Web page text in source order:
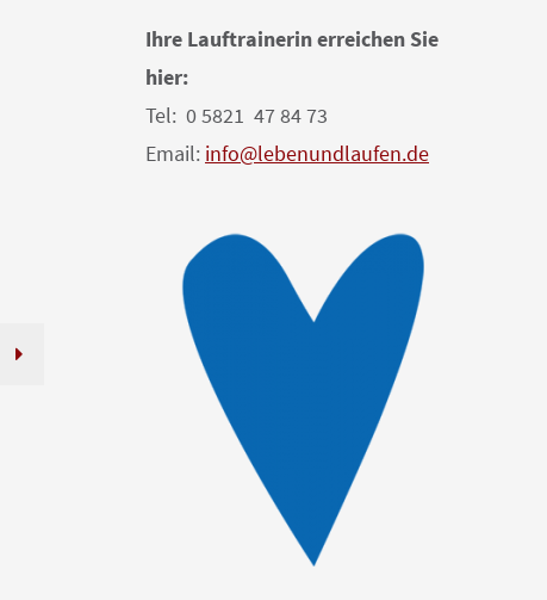
Ihre Lauftrainerin erreichen Sie
hier:
Tel: 0 5821 47 84 73
Email: info@lebenundlaufen.de